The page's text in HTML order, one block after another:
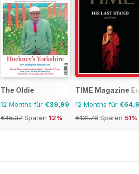
The Oldie
12 Months für €39,99
€45.37 Sparen 12%
TIME Magazine
12 Months für
€131.78 Sparen 51%